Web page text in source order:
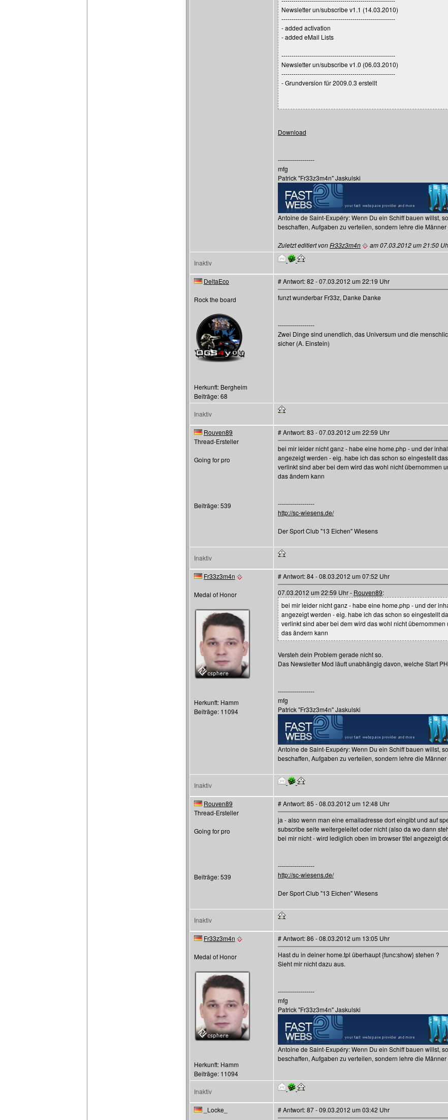
Newsletter un/subscribe v1.1 (14.03.2010)
--------------------------------------------------------
- added activation
- added eMail Lists
--------------------------------------------------------
Newsletter un/subscribe v1.0 (06.03.2010)
--------------------------------------------------------
- Grundversion für 2009.0.3 erstellt
Download
------------------
mfg
Patrick "Fr33z3m4n" Jaskulski
Antoine de Saint-Exupéry: Wenn Du ein Schiff bauen willst,
beschaffen, Aufgaben zu verteilen, sondern lehre die
Zuletzt editiert vonFr33z3m4n am 07.03.2012 um 21:50
Inaktiv
DeltaEco
Rock the board
Herkunft: Bergheim
Beiträge: 68
# Antwort: 82 - 07.03.2012 um 22:19 Uhr
funzt wunderbar Fr33z, Danke Danke
------------------
Zwei Dinge sind unendlich, das Universum und die
sicher (A. Einstein)
Inaktiv
Rouven89
Thread-Ersteller
Going for pro
Beiträge: 539
# Antwort: 83 - 07.03.2012 um 22:59 Uhr
bei mir leider nicht ganz - habe eine home.php - und der
angezeigt werden - eig. habe ich das schon so eingestellt
verlinkt sind aber bei dem wird das wohl nicht übernommen
das ändern kann
------------------
http://sc-wiesens.de/
Der Sport Club "13 Eichen" Wiesens
Inaktiv
Fr33z3m4n
Medal of Honor
Herkunft: Hamm
Beiträge: 11094
# Antwort: 84 - 08.03.2012 um 07:52 Uhr
07.03.2012 um 22:59 Uhr - Rouven89:
bei mir leider nicht ganz - habe eine home.php - und der
angezeigt werden - eig. habe ich das schon so eingestellt
verlinkt sind aber bei dem wird das wohl nicht
das ändern kann
Versteh dein Problem gerade nicht so.
Das Newsletter Mod läuft unabhängig davon, welche Start
------------------
mfg
Patrick "Fr33z3m4n" Jaskulski
Antoine de Saint-Exupéry: Wenn Du ein Schiff bauen willst,
beschaffen, Aufgaben zu verteilen, sondern lehre die
Inaktiv
Rouven89
Thread-Ersteller
Going for pro
Beiträge: 539
# Antwort: 85 - 08.03.2012 um 12:48 Uhr
ja - also wenn man eine emailadresse dort eingibt und auf
subscribe seite weitergeleitet oder nicht (also da wo dann
bei mir nicht - wird lediglich oben im browser titel angezeigt
------------------
http://sc-wiesens.de/
Der Sport Club "13 Eichen" Wiesens
Inaktiv
Fr33z3m4n
Medal of Honor
Herkunft: Hamm
Beiträge: 11094
# Antwort: 86 - 08.03.2012 um 13:05 Uhr
Hast du in deiner home.tpl überhaupt {func:show} stehen ?
Sieht mir nicht dazu aus.
------------------
mfg
Patrick "Fr33z3m4n" Jaskulski
Antoine de Saint-Exupéry: Wenn Du ein Schiff bauen willst,
beschaffen, Aufgaben zu verteilen, sondern lehre die
Inaktiv
_Locke_ # Antwort: 87 - 09.03.2012 um 03:42 Uhr